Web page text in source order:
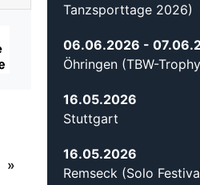
Tanzsporttage 2026)
06.06.2026 -
Öhringen (TBW-
16.05.2026
Stuttgart
16.05.2026
Remseck (Solo